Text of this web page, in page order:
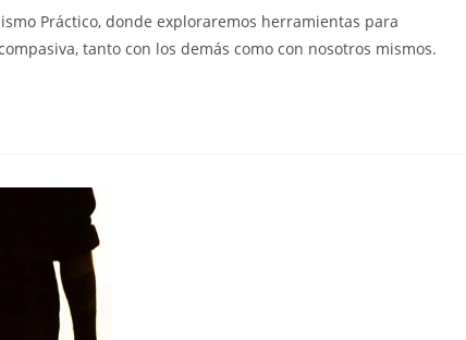
Práctico, donde exploraremos herramientas para
tanto con los demás como con nosotros mismos.